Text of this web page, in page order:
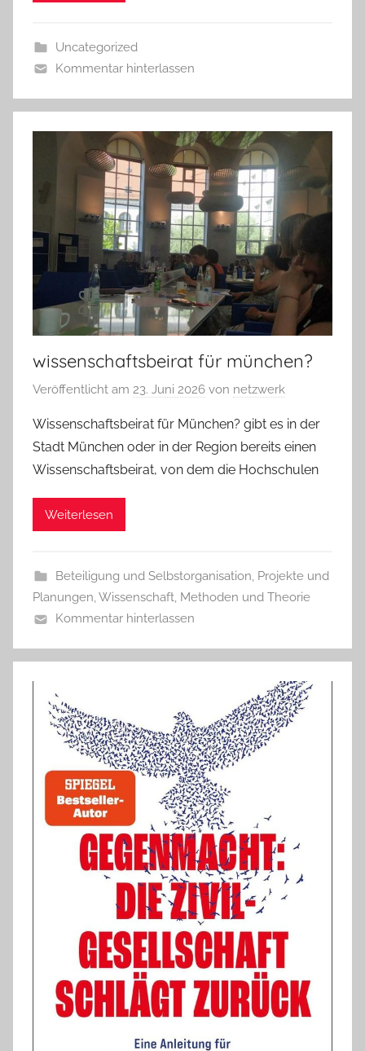
Uncategorized
Kommentar hinterlassen
wissenschaftsbeirat für münchen?
Veröffentlicht am 23. Juni 2026 von netzwerk
Wissenschaftsbeirat für München? gibt es in der
Stadt München oder in der Region bereits einen
Wissenschaftsbeirat, von dem die Hochschulen
Weiterlesen
Beteiligung und Selbstorganisation, Projekte und
Planungen,Wissenschaft, Methoden und Theorie
Kommentar hinterlassen